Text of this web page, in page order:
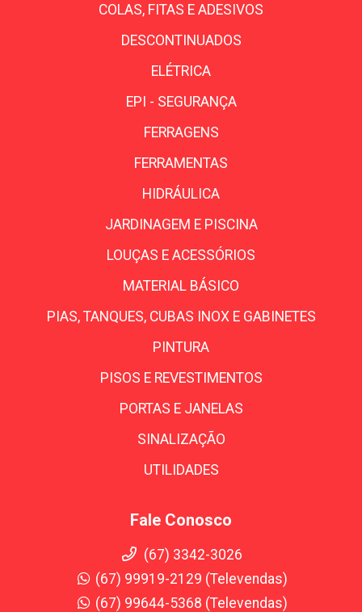
COLAS, FITAS E ADESIVOS
DESCONTINUADOS
ELÉTRICA
EPI - SEGURANÇA
FERRAGENS
FERRAMENTAS
HIDRÁULICA
JARDINAGEM E PISCINA
LOUÇAS E ACESSÓRIOS
MATERIAL BÁSICO
PIAS, TANQUES, CUBAS INOX E GABINETES
PINTURA
PISOS E REVESTIMENTOS
PORTAS E JANELAS
SINALIZAÇÃO
UTILIDADES
Fale Conosco
(67) 3342-3026
(67) 99919-2129 (Televendas)
(67) 99644-5368 (Televendas)